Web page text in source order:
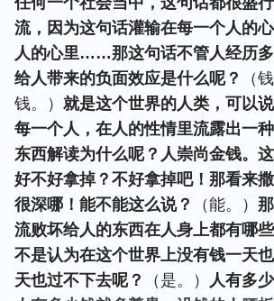
流，因为这句话灌输在每一个人的
人的心里……那这句话不管人经历
给人带来的负面效应是什么呢？
（
钱。） 就是这个世界的人类，可以
每一个人，在人的性情里流露出一
东西解读为什么呢？人崇尚金钱。
好不好拿掉？不好拿掉吧！那看来
很深哪！能不能这么说？
（能。）
流败坏给人的东西在人身上都有哪
不是认为在这个世界上没有钱一天
天也过不下去呢？
（是。） 人有多